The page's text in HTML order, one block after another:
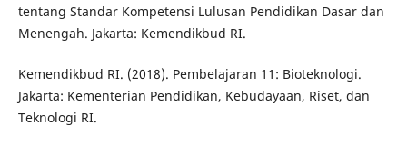
tentang Standar Kompetensi Lulusan Pendidikan Dasar dan
Menengah. Jakarta: Kemendikbud RI.
Kemendikbud RI. (2018). Pembelajaran 11: Bioteknologi.
Jakarta: Kementerian Pendidikan, Kebudayaan, Riset, dan
Teknologi RI.